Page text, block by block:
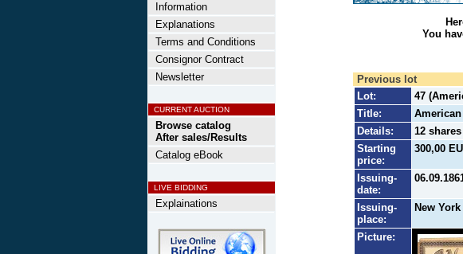
Information
Explanations
Terms and Conditions
Consignor Contract
Newsletter
CURRENT AUCTION
Browse catalog
After sales/Results
Catalog eBook
LIVE BIDDING
Explainations
You
Previous lot
Lot:
47
Title:
Details:
12
Starting
price:
300,00
Issuing-
date:
Issuing-
place:
New York
Picture: